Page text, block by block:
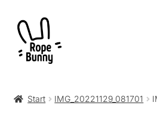
Zur
Navigation
springen
Zum
Inhalt
springen
Start IMG_20221129_081701